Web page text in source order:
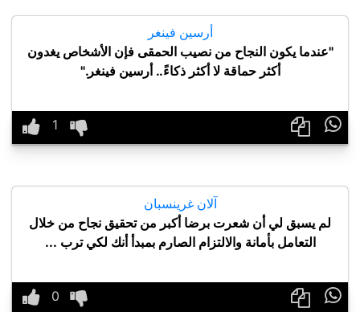
أرسين فينغر
"عندما يكون النجاح من نصيب الحمقى فإن الأشخاص يغدون
أكثر حماقة لا أكثر ذكاءً.. أرسين فينغر."

آلان غرينسبان
لم يسبق لي أن شعرت برضا أكبر من تحقيق نجاح من خلال
التعامل بأمانة والالتزام الصارم بمبدأ أنك لكي ترب ...
